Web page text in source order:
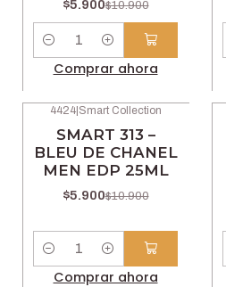
$5.900$10.900
Cantidad
Comprar ahora
4424|Smart Collection
SMART 313 –
BLEU DE CHANEL
MEN EDP 25ML
$5.900$10.900
Cantidad
Comprar ahora